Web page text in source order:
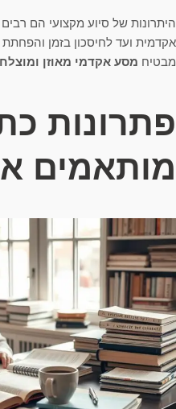
היתרונות של סיוע מקצועי הם
אקדמית ועד לחיסכון בזמן
מבטיח מסע אקדמי מאוזן ומוצלח
פתרונות
מותאמים